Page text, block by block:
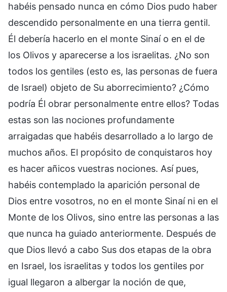
habéis pensado nunca en cómo Dios pudo haber
descendido personalmente en una tierra gentil.
Él debería hacerlo en el monte Sinaí o en el de
los Olivos y aparecerse a los israelitas. ¿No son
todos los gentiles (esto es, las personas de fuera
de Israel) objeto de Su aborrecimiento? ¿Cómo
podría Él obrar personalmente entre ellos? Todas
estas son las nociones profundamente
arraigadas que habéis desarrollado a lo largo de
muchos años. El propósito de conquistaros hoy
es hacer añicos vuestras nociones. Así pues,
habéis contemplado la aparición personal de
Dios entre vosotros, no en el monte Sinaí ni en el
Monte de los Olivos, sino entre las personas a las
que nunca ha guiado anteriormente. Después de
que Dios llevó a cabo Sus dos etapas de la obra
en Israel, los israelitas y todos los gentiles por
igual llegaron a albergar la noción de que,